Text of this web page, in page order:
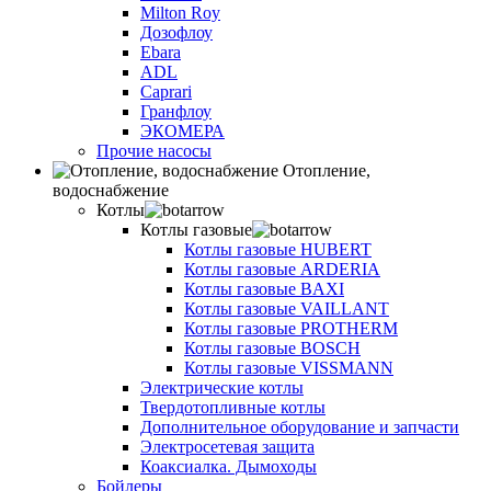
Milton Roy
Дозофлоу
Ebara
ADL
Caprari
Гранфлоу
ЭКОМЕРА
Прочие насосы
Отопление,
водоснабжение
Котлы
Котлы газовые
Котлы газовые HUBERT
Котлы газовые ARDERIA
Котлы газовые BAXI
Котлы газовые VAILLANT
Котлы газовые PROTHERM
Котлы газовые BOSCH
Котлы газовые VISSMANN
Электрические котлы
Твердотопливные котлы
Дополнительное оборудование и запчасти
Электросетевая защита
Коаксиалка. Дымоходы
Бойлеры